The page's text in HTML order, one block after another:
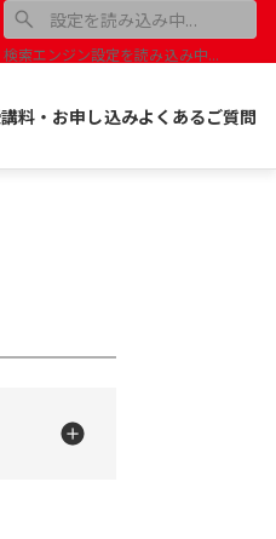
検索エンジン設定を読み込み中...
料・お申し込みよくあるご質問